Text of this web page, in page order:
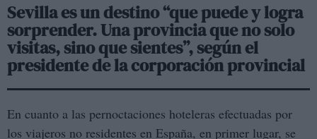
Sevilla es un destino “que puede y logra
sorprender. Una provincia que no solo
visitas, sino que sientes”, según el
presidente de la corporación provincial
En cuanto a las pernoctaciones hoteleras efectuadas por
los viajeros no residentes en España, en primer lugar, se